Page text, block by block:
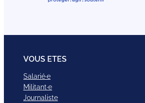
VOUS ETES
Salarié·e
Militant·e
Journaliste